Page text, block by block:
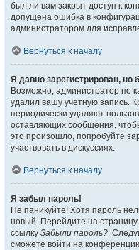
был ли вам закрыт доступ к
допущена ошибка в
администратором для
Вернуться к началу
Я давно зарегистрирован, но
Возможно, администратор по
удалил вашу учётную запись.
периодически удаляют
оставляющих сообщения,
это произошло, попробуйте
участвовать в дискуссиях.
Вернуться к началу
Я забыл пароль!
Не паникуйте! Хотя пароль
новый. Перейдите на
ссылку Забыли пароль?.
сможете войти на